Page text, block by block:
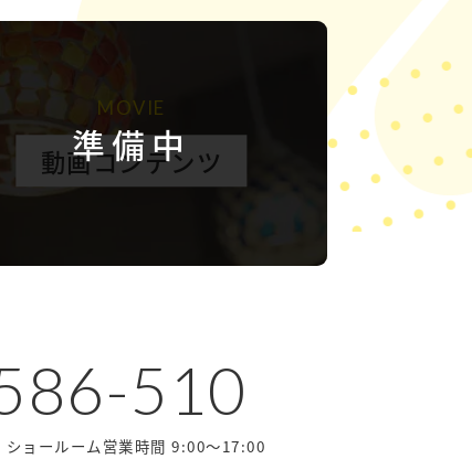
準備中
MOVIE
動画コンテンツ
510
ショールーム営業時間 9:00～17:00